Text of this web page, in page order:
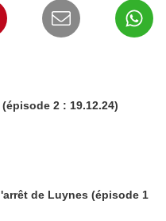
2 : 19.12.24)
de Luynes (épisode 1